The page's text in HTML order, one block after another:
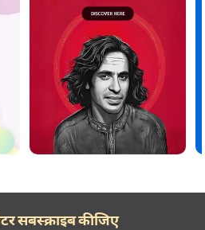
सबस्क्राइब कीजिए